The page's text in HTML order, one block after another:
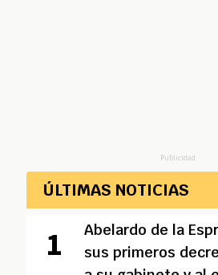
Publicidad
ÚLTIMAS NOTICIAS
Abelardo de la
sus primeros